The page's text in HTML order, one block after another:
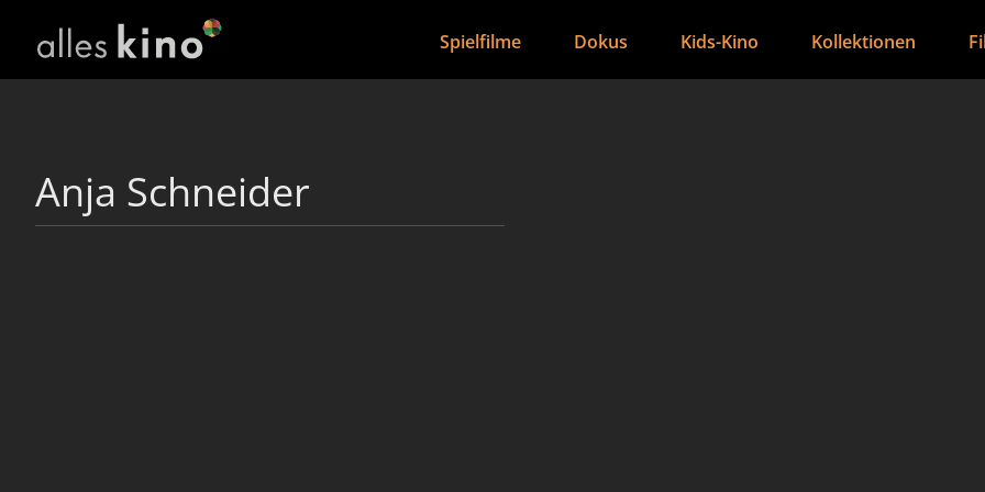
Spielfilme Dokus Kids-Kino Kollektionen
Anja Schneider